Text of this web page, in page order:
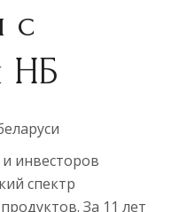
с
НБ
инвесторов
спектр
За 11 лет